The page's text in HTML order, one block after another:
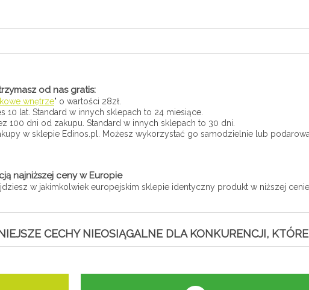
od nas gratis:
wnętrze" o wartości 28zł.
10 lat. Standard w innych sklepach to 24 miesiące.
100 dni od zakupu. Standard w innych sklepach to 30 dni.
w sklepie Edinos.pl. Możesz wykorzystać go samodzielnie lub
najniższej ceny w Europie
w jakimkolwiek europejskim sklepie identyczny produkt w niższej
CECHY NIEOSIĄGALNE DLA KONKURENCJI,